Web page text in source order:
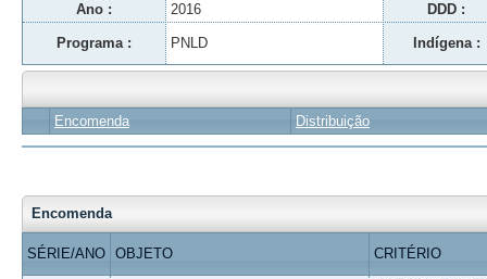
Ano : 2016 DDD :
Programa : PNLD Indígena :
Encomenda Distribuição
Encomenda
SÉRIE/ANO OBJETO CRITÉRIO